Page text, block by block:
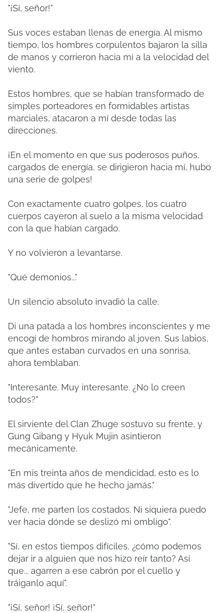
"¡Sí, señor!"
Sus voces estaban llenas de energía. Al mismo
tiempo, los hombres corpulentos bajaron la silla
de manos y corrieron hacia mí a la velocidad del
viento.
Estos hombres, que se habían transformado de
simples porteadores en formidables artistas
marciales, atacaron a mí desde todas las
direcciones.
¡En el momento en que sus poderosos puños,
cargados de energía, se dirigieron hacia mí, hubo
una serie de golpes!
Con exactamente cuatro golpes, los cuatro
cuerpos cayeron al suelo a la misma velocidad
con la que habían cargado.
Y no volvieron a levantarse.
"Qué demonios..."
Un silencio absoluto invadió la calle.
Di una patada a los hombres inconscientes y me
encogí de hombros mirando al joven. Sus labios,
que antes estaban curvados en una sonrisa,
ahora temblaban.
"Interesante. Muy interesante. ¿No lo creen
todos?"
El sirviente del Clan Zhuge sostuvo su frente, y
Gung Gibang y Hyuk Mujin asintieron
mecánicamente.
"En mis treinta años de mendicidad, esto es lo
más divertido que he hecho jamás."
"Jefe, me parten los costados. Ni siquiera puedo
ver hacia dónde se deslizó mi ombligo".
"Sí, en estos tiempos difíciles, ¿cómo podemos
dejar ir a alguien que nos hizo reír tanto? Así
que... agarren a ese cabrón por el cuello y
tráiganlo aquí".
"¡Sí, señor! ¡Sí, señor!"